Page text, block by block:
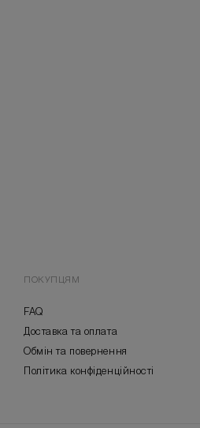
ПОКУПЦЯМ
FAQ
Доставка та оплата
Обмін та повернення
Політика конфіденційності